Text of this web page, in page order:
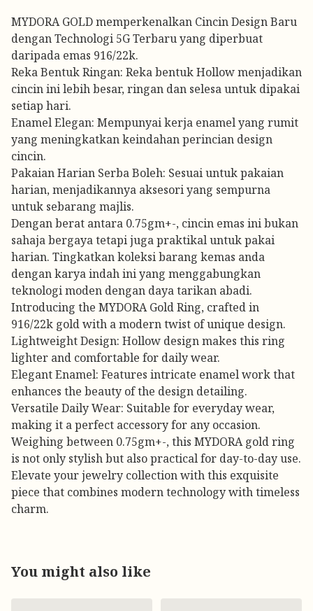
MYDORA GOLD memperkenalkan Cincin Design Baru
dengan Technologi 5G Terbaru yang diperbuat
daripada emas 916/22k.
Reka Bentuk Ringan: Reka bentuk Hollow menjadikan
cincin ini lebih besar, ringan dan selesa untuk dipakai
setiap hari.
Enamel Elegan: Mempunyai kerja enamel yang rumit
yang meningkatkan keindahan perincian design
cincin.
Pakaian Harian Serba Boleh: Sesuai untuk pakaian
harian, menjadikannya aksesori yang sempurna
untuk sebarang majlis.
Dengan berat antara 0.75gm+-, cincin emas ini bukan
sahaja bergaya tetapi juga praktikal untuk pakai
harian. Tingkatkan koleksi barang kemas anda
dengan karya indah ini yang menggabungkan
teknologi moden dengan daya tarikan abadi.
Introducing the MYDORA Gold Ring, crafted in
916/22k gold with a modern twist of unique design.
Lightweight Design: Hollow design makes this ring
lighter and comfortable for daily wear.
Elegant Enamel: Features intricate enamel work that
enhances the beauty of the design detailing.
Versatile Daily Wear: Suitable for everyday wear,
making it a perfect accessory for any occasion.
Weighing between 0.75gm+-, this MYDORA gold ring
is not only stylish but also practical for day-to-day use.
Elevate your jewelry collection with this exquisite
piece that combines modern technology with timeless
charm.
You might also like